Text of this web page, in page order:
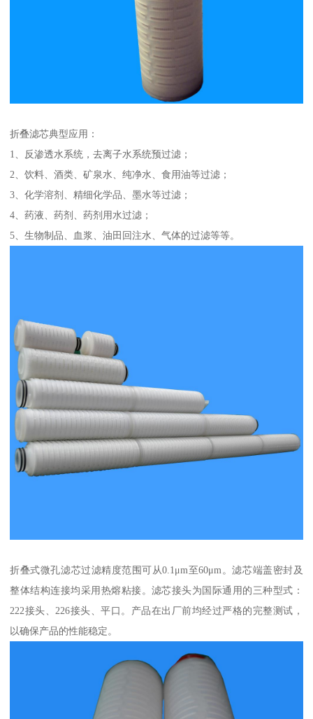
折叠滤芯典型应用：
1、反渗透水系统，去离子水系统预过滤；
2、饮料、酒类、矿泉水、纯净水、食用油等过滤；
3、化学溶剂、精细化学品、墨水等过滤；
4、药液、药剂、药剂用水过滤；
5、生物制品、血浆、油田回注水、气体的过滤等等。
折叠式微孔滤芯过滤精度范围可从0.1μm至60μm。滤芯端盖密封及
整体结构连接均采用热熔粘接。滤芯接头为国际通用的三种型式：
222接头、226接头、平口。产品在出厂前均经过严格的完整测试，
以确保产品的性能稳定。